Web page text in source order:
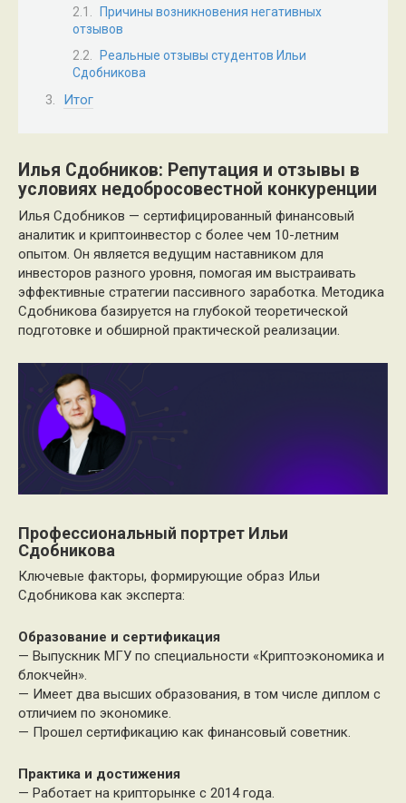
Причины возникновения негативных
отзывов
Реальные отзывы студентов Ильи
Сдобникова
Итог
Илья Сдобников: Репутация и отзывы в
условиях недобросовестной конкуренции
Илья Сдобников — сертифицированный финансовый
аналитик и криптоинвестор с более чем 10-летним
опытом. Он является ведущим наставником для
инвесторов разного уровня, помогая им выстраивать
эффективные стратегии пассивного заработка. Методика
Сдобникова базируется на глубокой теоретической
подготовке и обширной практической реализации.
Профессиональный портрет Ильи
Сдобникова
Ключевые факторы, формирующие образ Ильи
Сдобникова как эксперта:
Образование и сертификация
— Выпускник МГУ по специальности «Криптоэкономика и
блокчейн».
— Имеет два высших образования, в том числе диплом с
отличием по экономике.
— Прошел сертификацию как финансовый советник.
Практика и достижения
— Работает на крипторынке с 2014 года.